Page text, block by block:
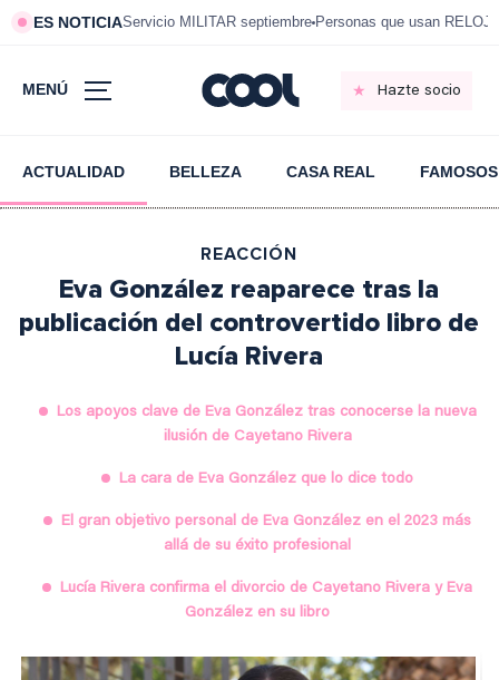
ES NOTICIAServicio MILITAR septiembre Personas que usan RELOJ
MENÚ Hazte socio
ACTUALIDAD BELLEZA CASA REAL FAMOSOS
REACCIÓN
Eva González reaparece tras la
publicación del controvertido libro de
Lucía Rivera
Los apoyos clave de Eva González tras conocerse la nueva
ilusión de Cayetano Rivera
La cara de Eva González que lo dice todo
El gran objetivo personal de Eva González en el 2023 más
allá de su éxito profesional
Lucía Rivera confirma el divorcio de Cayetano Rivera y Eva
González en su libro